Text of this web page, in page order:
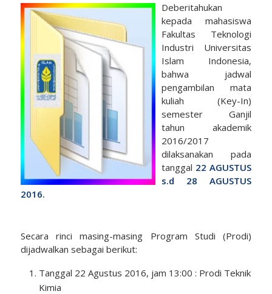
Deberitahukan
kepada mahasiswa
Fakultas Teknologi
Industri Universitas
Islam Indonesia,
bahwa jadwal
pengambilan mata
kuliah (Key-In)
semester Ganjil
tahun akademik
2016/2017
dilaksanakan pada
tanggal 22 AGUSTUS
s.d 28 AGUSTUS
2016.
Secara rinci masing-masing Program Studi (Prodi)
dijadwalkan sebagai berikut:
Tanggal 22 Agustus 2016, jam 13:00 : Prodi Teknik
Kimia